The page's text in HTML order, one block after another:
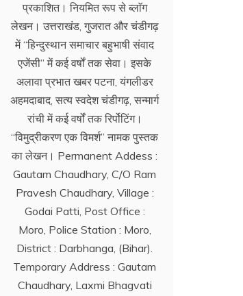
प्रकाशित। नियमित रूप से ब्लाॅग
लेखन। उत्तराखंड, गुजरात और चंडीगढ़
में ‘‘हिन्दुस्थान समाचार बहुभाषी संवाद
एजेंसी’’ में कई वर्षों तक सेवा। इसके
अलावा प्रभात खबर पटना, यंगलीडर
अहमदाबाद, सत्य स्वदेश चंडीगढ़, सन्मार्ग
रांची में कई वर्षों तक रिर्पोटिंग।
‘‘विमुद्रीकरण एक विमर्श’’ नामक पुस्तक
का लेखन। Permanent Addess :
Gautam Chaudhary, C/O Ram
Pravesh Chaudhary, Village :
Godai Patti, Post Office :
Moro, Police Station : Moro,
District : Darbhanga, (Bihar).
Temporary Address : Gautam
Chaudhary, Laxmi Bhagvati